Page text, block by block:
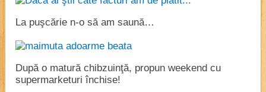
La puşcărie n-o să am saună…
După o matură chibzuinţă, propun weekend cu
supermarketuri închise!